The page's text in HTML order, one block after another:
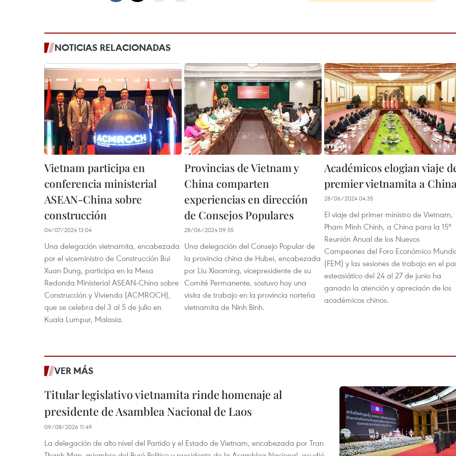
NOTICIAS RELACIONADAS
Vietnam participa en
conferencia ministerial
ASEAN-China sobre
construcción
04/07/2024 13:04
Una delegación vietnamita, encabezada
por el viceministro de Construcción Bui
Xuan Dung, participa en la Mesa
Redonda Ministerial ASEAN-China sobre
Construcción y Vivienda (ACMROCH),
que se celebra del 3 al 5 de julio en
Kuala Lumpur, Malasia.
Provincias de Vietnam y
China comparten
experiencias en dirección
de Consejos Populares
28/06/2024 09:55
Una delegación del Consejo Popular de
la provincia china de Hubei, encabezada
por Liu Xiaoming, vicepresidente de su
Comité Permanente, sostuvo hoy una
visita de trabajo en la provincia norteña
vietnamita de Ninh Binh.
Académicos elogian viaje
premier vietnamita a
28/06/2024 04:35
El viaje del primer ministro de Vietnam,
Pham Minh Chinh, a China para la 15ª
Reunión Anual de los Nuevos
Campeones del Foro Económico
(FEM) y las sesiones de trabajo en el
esteasiático del 24 al 27 de junio ha
ganado la atención y apreciaón de los
académicos chinos.
VER MÁS
Titular legislativo vietnamita rinde homenaje al
presidente de Asamblea Nacional de Laos
09/08/2026 11:49
La delegación de alto nivel del Partido y el Estado de Vietnam, encabezada por Tran